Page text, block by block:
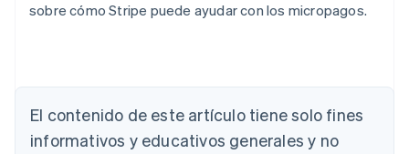
sobre cómo Stripe puede ayudar con los micropagos.
El contenido de este artículo tiene solo fines
informativos y educativos generales y no
DeutschEnglish
Bélgica